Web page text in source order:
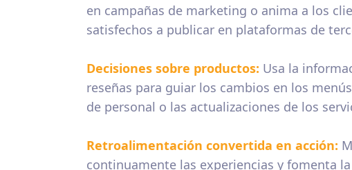
en campañas de marketing o anima a los
satisfechos a publicar en plataformas de
Decisiones sobre productos: Usa la
reseñas para guiar los cambios en los
de personal o las actualizaciones de los
Retroalimentación convertida en acción:
continuamente las experiencias y fomenta